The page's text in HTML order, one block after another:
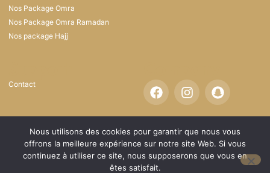
Nos Package Omra
Nos Package Omra Ramadan
Nos package Hajj
Contact
COPYRIGHT© 2025 POWERED BY
WWW.MYBOT30.COM
Nous utilisons des cookies pour garantir que nous vous
offrons la meilleure expérience sur notre site Web. Si vous
continuez à utiliser ce site, nous supposerons que vous en
êtes satisfait.